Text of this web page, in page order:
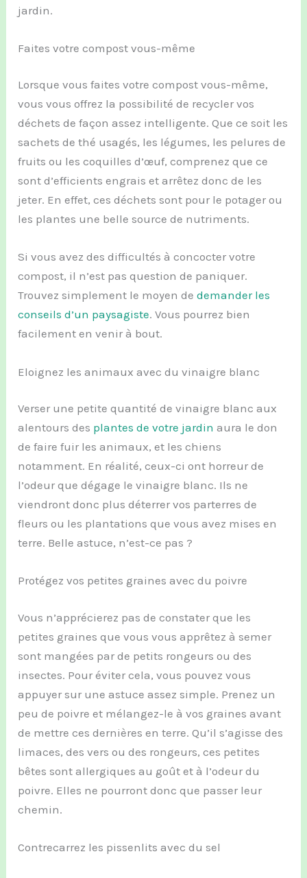
jardin.
Faites votre compost vous-même
Lorsque vous faites votre compost vous-même,
vous vous offrez la possibilité de recycler vos
déchets de façon assez intelligente. Que ce soit les
sachets de thé usagés, les légumes, les pelures de
fruits ou les coquilles d’œuf, comprenez que ce
sont d’efficients engrais et arrêtez donc de les
jeter. En effet, ces déchets sont pour le potager ou
les plantes une belle source de nutriments.
Si vous avez des difficultés à concocter votre
compost, il n’est pas question de paniquer.
Trouvez simplement le moyen dedemander les
conseils d’un paysagiste. Vous pourrez bien
facilement en venir à bout.
Eloignez les animaux avec du vinaigre blanc
Verser une petite quantité de vinaigre blanc aux
alentours des plantes de votre jardin aura le don
de faire fuir les animaux, et les chiens
notamment. En réalité, ceux-ci ont horreur de
l’odeur que dégage le vinaigre blanc. Ils ne
viendront donc plus déterrer vos parterres de
fleurs ou les plantations que vous avez mises en
terre. Belle astuce, n’est-ce pas ?
Protégez vos petites graines avec du poivre
Vous n’apprécierez pas de constater que les
petites graines que vous vous apprêtez à semer
sont mangées par de petits rongeurs ou des
insectes. Pour éviter cela, vous pouvez vous
appuyer sur une astuce assez simple. Prenez un
peu de poivre et mélangez-le à vos graines avant
de mettre ces dernières en terre. Qu’il s’agisse des
limaces, des vers ou des rongeurs, ces petites
bêtes sont allergiques au goût et à l’odeur du
poivre. Elles ne pourront donc que passer leur
chemin.
Contrecarrez les pissenlits avec du sel